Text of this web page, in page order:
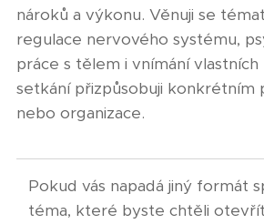
nároků a výkonu. Věnuji se
regulace nervového systému,
práce s tělem i vnímání vlastních
setkání přizpůsobuji konkrétním
nebo organizace.
Pokud vás napadá jiný formát
téma, které byste chtěli